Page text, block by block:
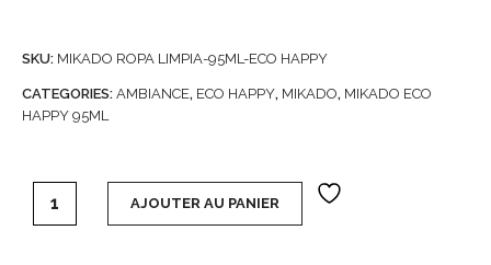
SKU: MIKADO ROPA LIMPIA-95ML-ECO HAPPY
CATEGORIES: AMBIANCE, ECO HAPPY, MIKADO, MIKADO ECO
HAPPY 95ML
Carton de 6 Mikados Eco Happy 95 ml (soit 2,80€ l'unité)
AJOUTER AU PANIER